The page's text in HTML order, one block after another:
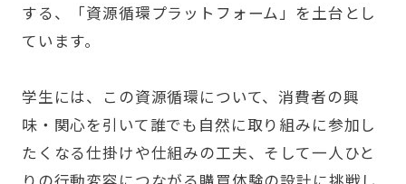
する、「資源循環プラットフォーム」を土台とし
ています。
学生には、この資源循環について、消費者の興
味・関心を引いて誰でも自然に取り組みに参加し
たくなる仕掛けや仕組みの工夫、そして一人ひと